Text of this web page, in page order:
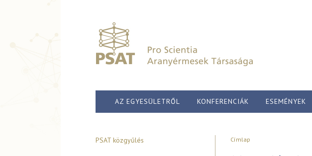
AZ EGYESÜLETRŐL KONFERENCIÁK ESEMÉNYEK
PSAT közgyűlés Jelenlegi hely
Címlap